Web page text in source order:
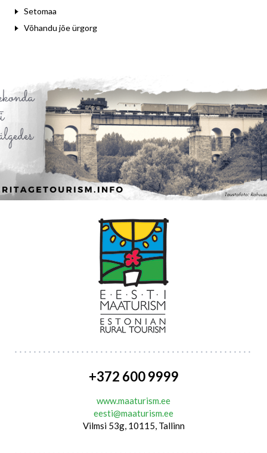
Setomaa
Võhandu jõe ürgorg
+372 600 9999
www.maaturism.ee
eesti@maaturism.ee
Vilmsi 53g, 10115, Tallinn